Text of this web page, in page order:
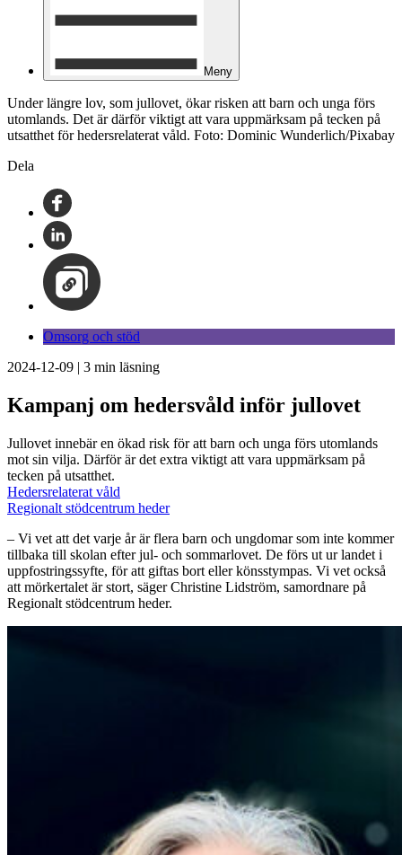
Meny
Under längre lov, som jullovet, ökar risken att barn och unga förs
utomlands. Det är därför viktigt att vara uppmärksam på tecken på
utsatthet för hedersrelaterat våld. Foto: Dominic Wunderlich/Pixabay
Dela
Omsorg och stöd
2024-12-09 | 3 min läsning
Kampanj om hedersvåld inför jullovet
Jullovet innebär en ökad risk för att barn och unga förs utomlands
mot sin vilja. Därför är det extra viktigt att vara uppmärksam på
tecken på utsatthet.
Hedersrelaterat våld
Regionalt stödcentrum heder
– Vi vet att det varje år är flera barn och ungdomar som inte kommer
tillbaka till skolan efter jul- och sommarlovet. De förs ut ur landet i
uppfostringssyfte, för att giftas bort eller könsstympas. Vi vet också
att mörkertalet är stort, säger Christine Lidström, samordnare på
Regionalt stödcentrum heder.